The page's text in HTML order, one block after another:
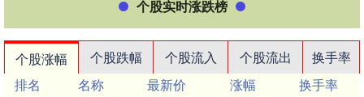
个股实时涨跌榜
个股涨幅 个股跌幅 个股流入 个股流出
换手率
排名
名称 最新价 涨幅
换手率